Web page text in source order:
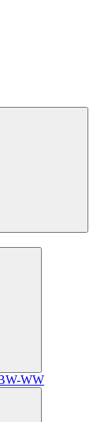
WW